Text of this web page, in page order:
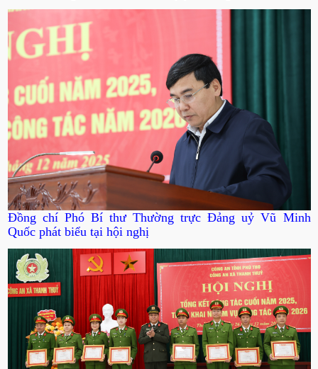
Đồng chí Phó Bí thư Thường trực Đảng uỷ Vũ Minh
Quốc phát biểu tại hội nghị